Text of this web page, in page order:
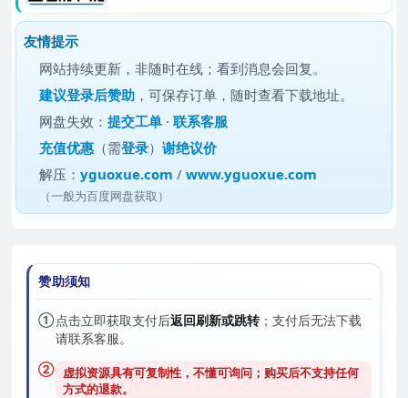
友情提示
网站持续更新，非随时在线；看到消息会回复。
建议登录后赞助 ，可保存订单，随时查看下载地址。
网盘失效：提交工单 ·联系客服
充值优惠 （需登录）谢绝议价
解压：yguoxue.com /www.yguoxue.com
（一般为百度网盘获取）
赞助须知
①点击立即获取支付后返回刷新或跳转；支付后无法下载
请联系客服。
② 虚拟资源具有可复制性，不懂可询问；购买后不支持任何
方式的退款。